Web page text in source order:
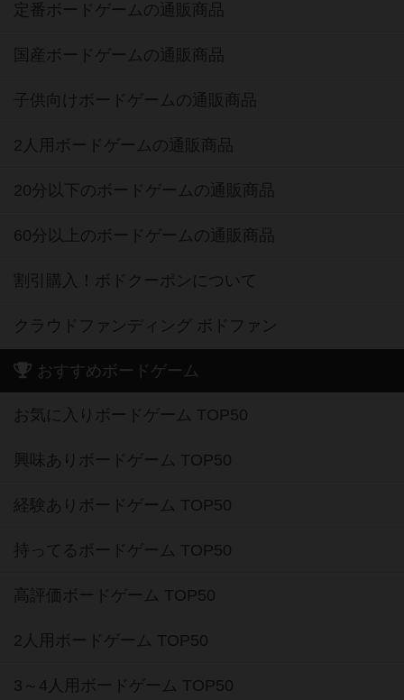
定番ボードゲームの通販商品
国産ボードゲームの通販商品
子供向けボードゲームの通販商品
2人用ボードゲームの通販商品
20分以下のボードゲームの通販商品
60分以上のボードゲームの通販商品
割引購入！ボドクーポンについて
クラウドファンディング ボドファン
おすすめボードゲーム
お気に入りボードゲーム TOP50
興味ありボードゲーム TOP50
経験ありボードゲーム TOP50
持ってるボードゲーム TOP50
高評価ボードゲーム TOP50
2人用ボードゲーム TOP50
3～4人用ボードゲーム TOP50